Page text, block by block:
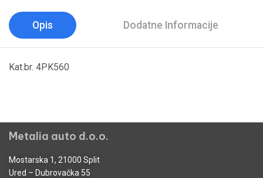
Opis Dodatne Informacije
Kat.br. 4PK560
Metalia auto d.o.o.
Mostarska 1, 21000 Split
Ured – Dubrovačka 55